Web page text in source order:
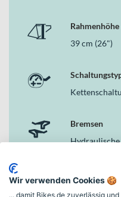
Rahmenhöhe
39 cm (26")
Bremsen
Hydraulische
Wir verwenden Cookies 🍪
... damit Bikes.de zuverlässig